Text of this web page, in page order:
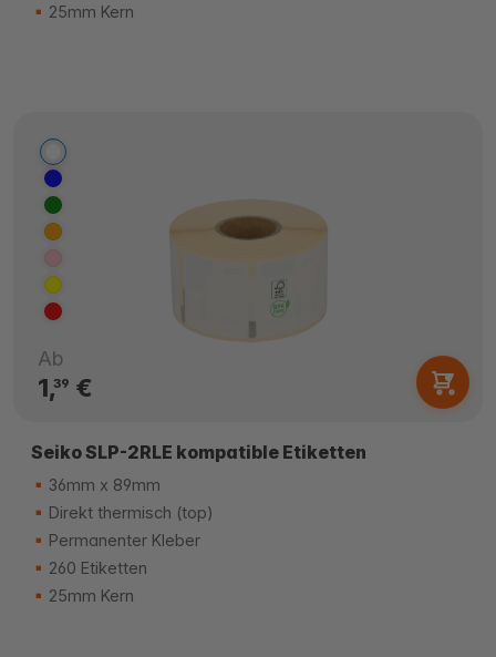
25mm Kern
Ab
1,39 €
Seiko SLP-2RLE kompatible Etiketten
36mm x 89mm
Direkt thermisch (top)
Permanenter Kleber
260 Etiketten
25mm Kern